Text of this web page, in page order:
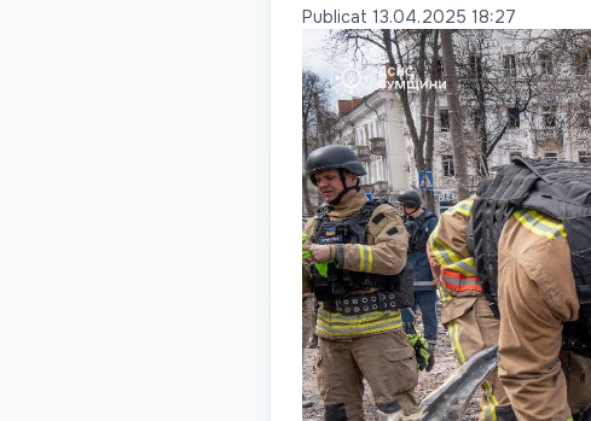
Publicat 13.04.2025 18:27